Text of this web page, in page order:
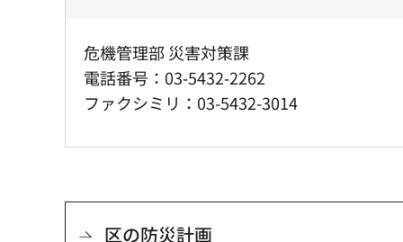
危機管理部 災害対策課
電話番号：03-5432-2262
ファクシミリ：03-5432-3014
区の防災計画